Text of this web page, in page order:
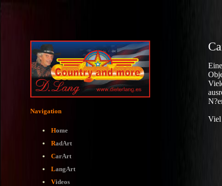
Navigation
Home
RadArt
CarArt
LangArt
Videos
E
Viel